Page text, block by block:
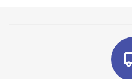
межосевое расстояние
модельном ряде есть
растоянием 350 и 500